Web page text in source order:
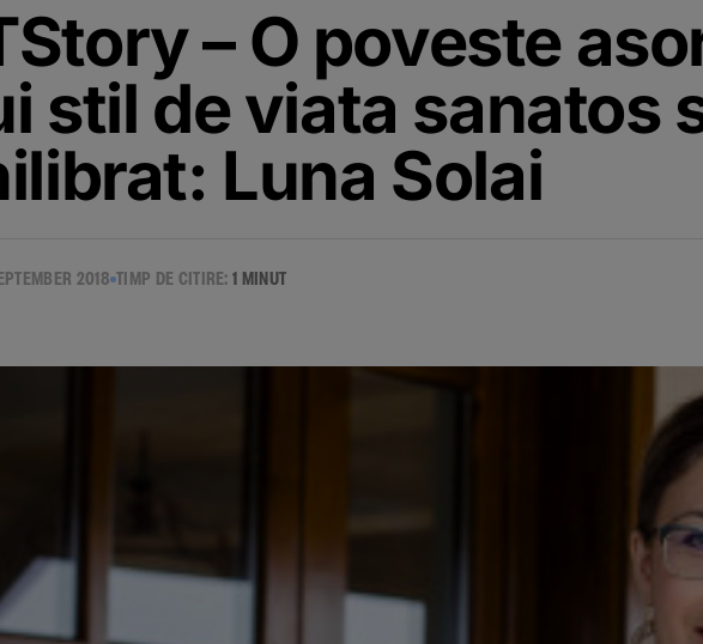
– O poveste
stil de viata sanatos
Luna Solai
2018 TIMP DE CITIRE:1 MINUT